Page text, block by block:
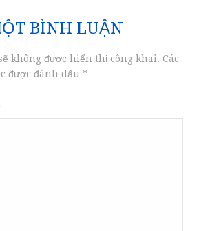
BÌNH LUẬN
không được hiển thị công khai. Các
được đánh dấu *